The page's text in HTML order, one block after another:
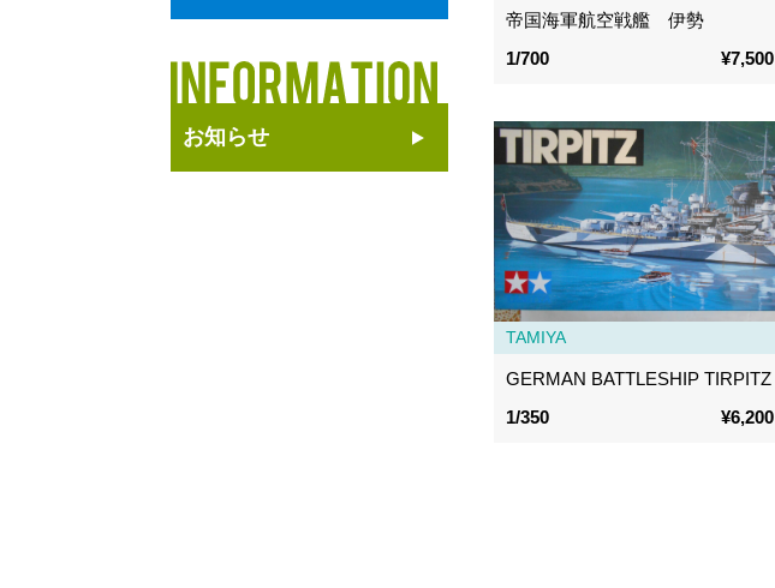
帝国海軍航空戦艦 伊勢
1/700
¥7,500
TAMIYA
GERMAN BATTLESHIP TIRPITZ
1/350
¥6,200
お知らせ